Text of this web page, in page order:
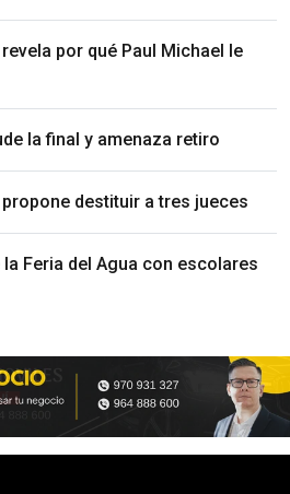
por qué Paul Michael le
la final y amenaza retiro
destituir a tres jueces
la Feria del Agua con escolares